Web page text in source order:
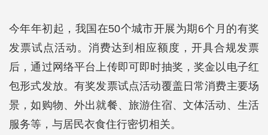
今年年初起，我国在50个城市开展为期6个月的有奖
发票试点活动。消费达到相应额度，开具合规发票
后，通过网络平台上传即可即时抽奖，奖金以电子红
包形式发放。有奖发票试点活动覆盖日常消费主要场
景，如购物、外出就餐、旅游住宿、文体活动、生活
服务等，与居民衣食住行密切相关。